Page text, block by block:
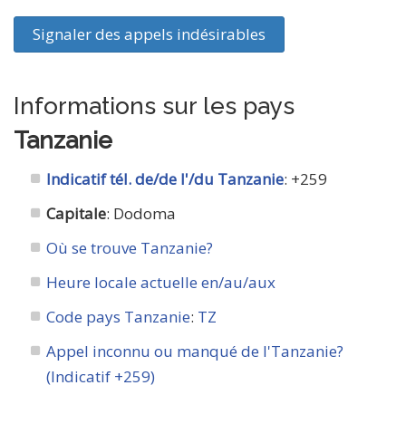
Signaler des appels indésirables
Informations sur les pays
Tanzanie
Indicatif tél. de/de l'/du Tanzanie: +259
Capitale: Dodoma
Où se trouve Tanzanie?
Heure locale actuelle en/au/aux
Code pays Tanzanie: TZ
Appel inconnu ou manqué de l'Tanzanie?
(Indicatif +259)